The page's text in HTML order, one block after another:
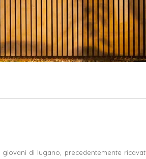
di lugano, precedentemente